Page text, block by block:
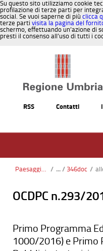
Su questo sito utilizziamo cookie
profilazione di terze parti per
social. Se vuoi saperne di più clicca
terze parti visita la pagina del
schermo, effettuando un’azione di
presti il consenso all’uso di tutti i
RSS Contatti
Paesaggio, Territorio, Urbanistica / 346doc /
OCDPC n.293/
Primo Programma
1000/2016) e Primo